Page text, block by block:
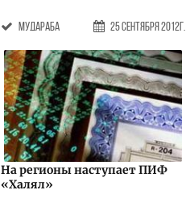
мудараба 25 Сентября 2012г.
На регионы наступает ПИФ
«Халял»